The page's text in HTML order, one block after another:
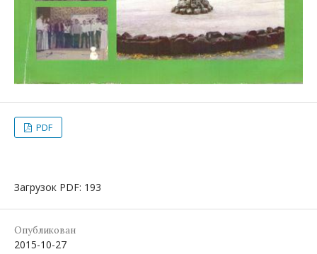
PDF
Загрузок PDF: 193
Опубликован
2015-10-27